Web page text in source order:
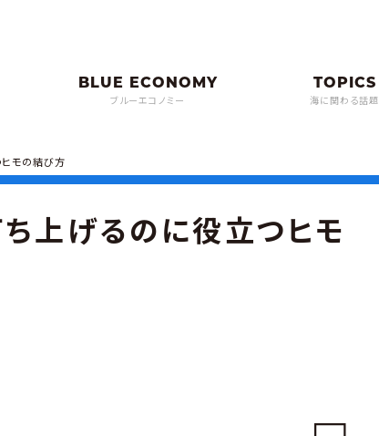
ブルーエコノミー 海に関わる話題
モの結び方
上げるのに役立つヒモ